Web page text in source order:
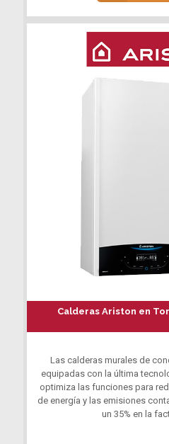
Calderas Ariston en
Las calderas murales de
equipadas con la última
optimiza las funciones para
de energía y las emisiones
un 35% en la